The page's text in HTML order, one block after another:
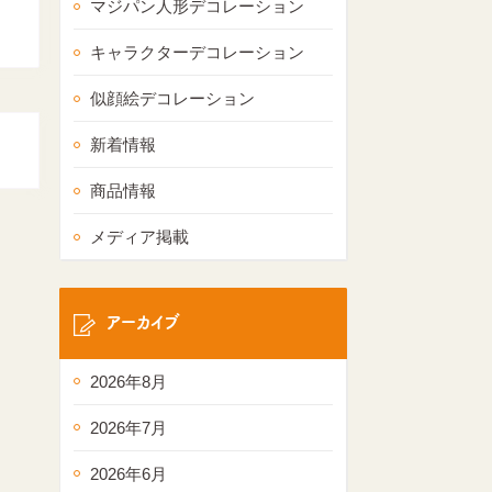
マジパン人形デコレーション
キャラクターデコレーション
似顔絵デコレーション
新着情報
商品情報
メディア掲載
アーカイブ
2026年8月
2026年7月
2026年6月